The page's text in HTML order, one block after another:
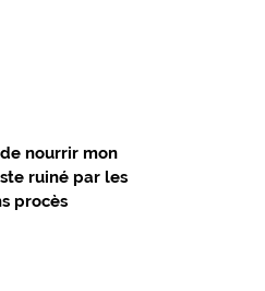
nourrir mon
ruiné par les
procès